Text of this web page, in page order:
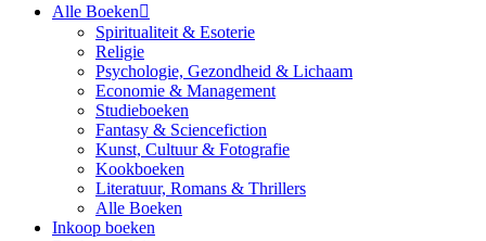
Alle Boeken
Spiritualiteit & Esoterie
Religie
Psychologie, Gezondheid & Lichaam
Economie & Management
Studieboeken
Fantasy & Sciencefiction
Kunst, Cultuur & Fotografie
Kookboeken
Literatuur, Romans & Thrillers
Alle Boeken
Inkoop boeken